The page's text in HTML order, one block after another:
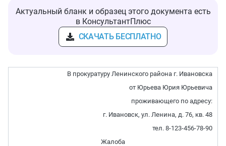
Актуальный бланк и образец этого документа есть
в КонсультантПлюс
СКАЧАТЬ БЕСПЛАТНО
В прокуратуру Ленинского района г. Ивановска
от Юрьева Юрия Юрьевича
проживающего по адресу:
г. Ивановск, ул. Ленина, д. 76, кв. 48
тел. 8-123-456-78-90
Жалоба